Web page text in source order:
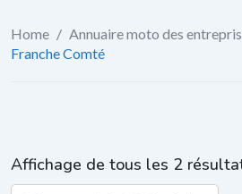
Home / Annuaire moto des
Franche Comté
Affichage de tous les 2